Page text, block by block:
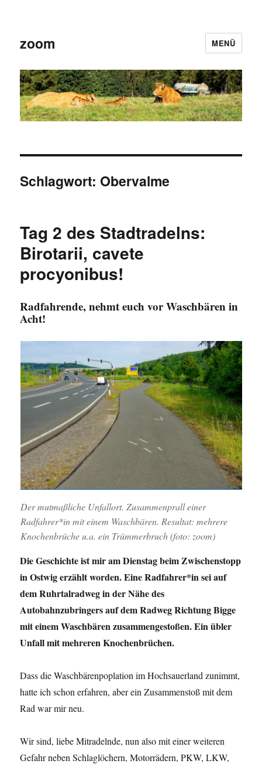
zoom MENÜ
Schlagwort: Obervalme
Tag 2 des Stadtradelns:
Birotarii, cavete
procyonibus!
Radfahrende, nehmt euch vor Waschbären in
Acht!
Der mutmaßliche Unfallort. Zusammenprall einer
Radfahrer*in mit einem Waschbären. Resultat: mehrere
Knochenbrüche u.a. ein Trümmerbruch (foto: zoom)
Die Geschichte ist mir am Dienstag beim Zwischenstopp
in Ostwig erzählt worden. Eine Radfahrer*in sei auf
dem Ruhrtalradweg in der Nähe des
Autobahnzubringers auf dem Radweg Richtung Bigge
mit einem Waschbären zusammengestoßen. Ein übler
Unfall mit mehreren Knochenbrüchen.
Dass die Waschbärenpoplation im Hochsauerland zunimmt,
hatte ich schon erfahren, aber ein Zusammenstoß mit dem
Rad war mir neu.
Wir sind, liebe Mitradelnde, nun also mit einer weiteren
Gefahr neben Schlaglöchern, Motorrädern, PKW, LKW,